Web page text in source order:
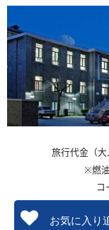
旅行代金（大
※燃
コ
お気に入り